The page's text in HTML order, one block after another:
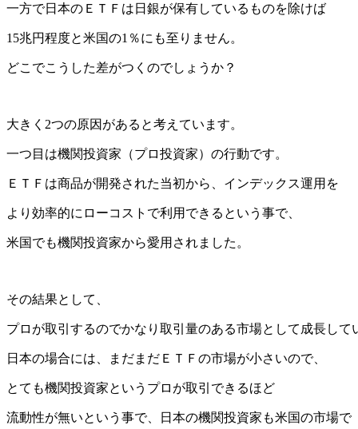
一方で日本のＥＴＦは日銀が保有しているものを除けば
15兆円程度と米国の1％にも至りません。
どこでこうした差がつくのでしょうか？
大きく2つの原因があると考えています。
一つ目は機関投資家（プロ投資家）の行動です。
ＥＴＦは商品が開発された当初から、インデックス運用を
より効率的にローコストで利用できるという事で、
米国でも機関投資家から愛用されました。
その結果として、
プロが取引するのでかなり取引量のある市場として成長して
日本の場合には、まだまだＥＴＦの市場が小さいので、
とても機関投資家というプロが取引できるほど
流動性が無いという事で、日本の機関投資家も米国の市場で